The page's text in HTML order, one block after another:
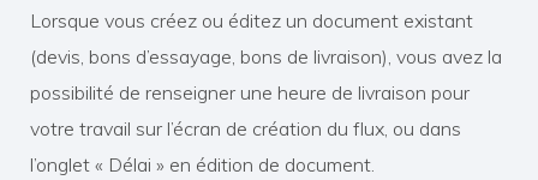
Lorsque vous créez ou éditez un document existant
(devis, bons d’essayage, bons de livraison), vous avez la
possibilité de renseigner une heure de livraison pour
votre travail sur l’écran de création du flux, ou dans
l’onglet « Délai » en édition de document.